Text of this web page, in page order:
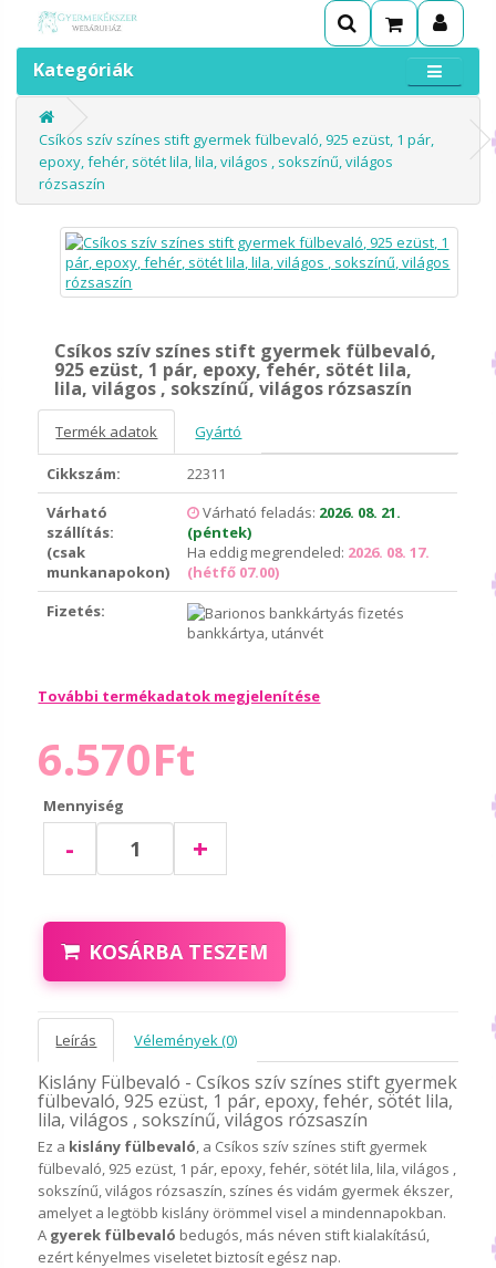
Kategóriák
Csíkos szív színes stift gyermek fülbevaló, 925 ezüst, 1 pár,
epoxy, fehér, sötét lila, lila, világos , sokszínű, világos
rózsaszín
Csíkos szív színes stift gyermek fülbevaló,
925 ezüst, 1 pár, epoxy, fehér, sötét lila,
lila, világos , sokszínű, világos rózsaszín
Termék adatok Gyártó
Cikkszám:
22311
Várható
szállítás:
(csak
munkanapokon)
Várható feladás: 2026. 08. 21.
(péntek)
Ha eddig megrendeled: 2026. 08. 17.
(hétfő 07.00)
Fizetés:
bankkártya, utánvét
További termékadatok megjelenítése
6.570Ft
Mennyiség
- +
KOSÁRBA TESZEM
Leírás Vélemények (0)
Kislány Fülbevaló - Csíkos szív színes stift gyermek
fülbevaló, 925 ezüst, 1 pár, epoxy, fehér, sötét lila,
lila, világos , sokszínű, világos rózsaszín
Ez a kislány fülbevaló, a Csíkos szív színes stift gyermek
fülbevaló, 925 ezüst, 1 pár, epoxy, fehér, sötét lila, lila, világos ,
sokszínű, világos rózsaszín, színes és vidám gyermek ékszer,
amelyet a legtöbb kislány örömmel visel a mindennapokban.
A gyerek fülbevaló bedugós, más néven stift kialakítású,
ezért kényelmes viseletet biztosít egész nap.